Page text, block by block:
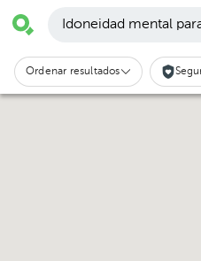
Idoneidad mental
Ordenar resultados